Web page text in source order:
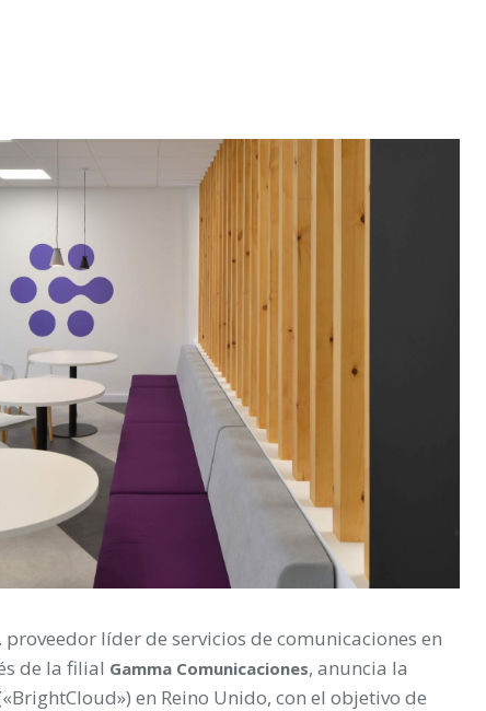
proveedor líder de servicios de comunicaciones en
de la filial Gamma Comunicaciones, anuncia la
en Reino Unido, con el objetivo de